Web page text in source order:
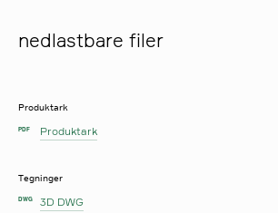
nedlastbare filer
Produktark
PDF Produktark
Tegninger
DWG 3D DWG